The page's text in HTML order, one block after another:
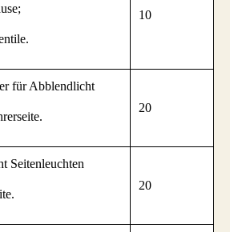
10
für Abblendlicht
20
Seitenleuchten
20